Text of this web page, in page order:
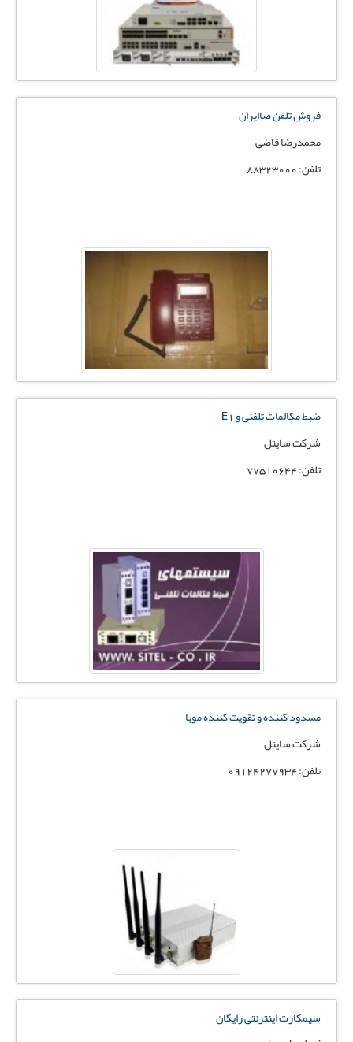
فروش تلفن صاایران
محمدرضا قاضی
تلفن: 88323000
ضبط مکالمات تلفنی و E1
شرکت سایتل
تلفن: 77510644
مسدود کننده و تقویت کننده موبا
شرکت سایتل
تلفن: 09124277934
سیمکارت اینترنتی رایگان